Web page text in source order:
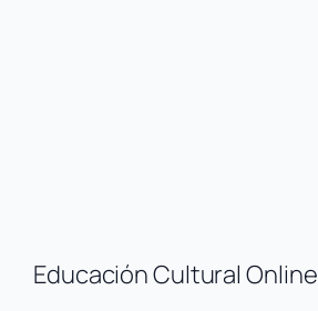
Educación Cultural Online